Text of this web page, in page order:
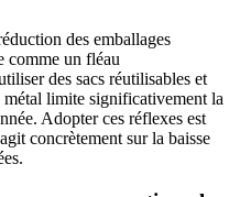
des emballages
comme un fléau
des sacs réutilisables et
limite significativement la
Adopter ces réflexes est
concrètement sur la baisse